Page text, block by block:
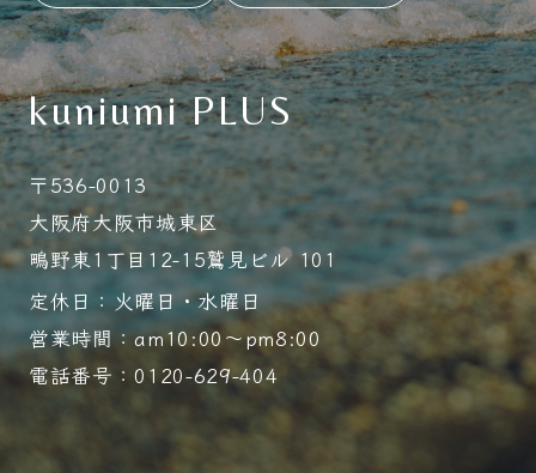
kuniumi PLUS
〒536-0013
大阪府大阪市城東区
鴫野東1丁目12-15鷲見ビル 101
定休日：火曜日・水曜日
営業時間：am10:00～pm8:00
電話番号：0120-629-404